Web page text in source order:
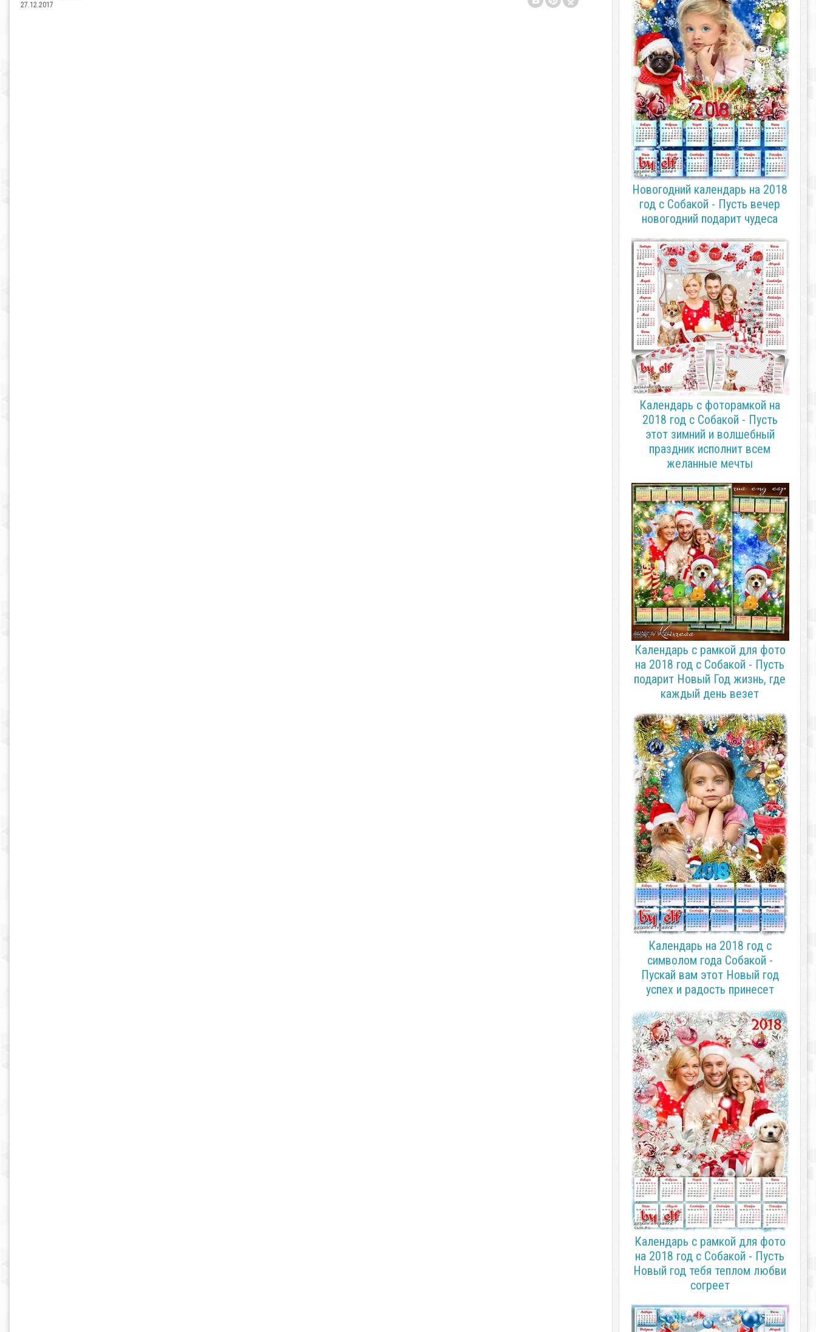
27.12.2017
Новогодний календарь на 2018
год с Собакой - Пусть вечер
новогодний подарит чудеса
Календарь с фоторамкой на
2018 год с Собакой - Пусть
этот зимний и волшебный
праздник исполнит всем
желанные мечты
Календарь с рамкой для фото
на 2018 год с Собакой - Пусть
подарит Новый Год жизнь, где
каждый день везет
Календарь на 2018 год с
символом года Собакой -
Пускай вам этот Новый год
успех и радость принесет
Календарь с рамкой для фото
на 2018 год с Собакой - Пусть
Новый год тебя теплом любви
согреет